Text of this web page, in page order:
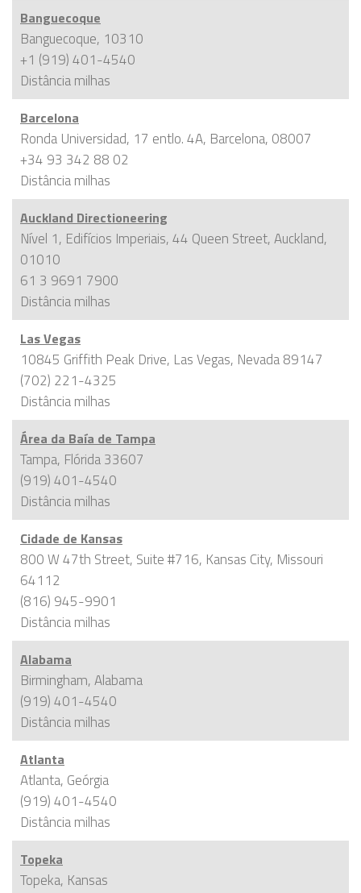
Banguecoque
Banguecoque, 10310
+1 (919) 401-4540
Distânciamilhas
Barcelona
Ronda Universidad, 17 entlo. 4A, Barcelona, 08007
+34 93 342 88 02
Distânciamilhas
Auckland Directioneering
Nível 1, Edifícios Imperiais, 44 Queen Street, Auckland,
01010
61 3 9691 7900
Distânciamilhas
Las Vegas
10845 Griffith Peak Drive, Las Vegas, Nevada 89147
(702) 221-4325
Distânciamilhas
Área da Baía de Tampa
Tampa, Flórida 33607
(919) 401-4540
Distânciamilhas
Cidade de Kansas
800 W 47th Street, Suite #716, Kansas City, Missouri
64112
(816) 945-9901
Distânciamilhas
Alabama
Birmingham, Alabama
(919) 401-4540
Distânciamilhas
Atlanta
Atlanta, Geórgia
(919) 401-4540
Distânciamilhas
Topeka
Topeka, Kansas